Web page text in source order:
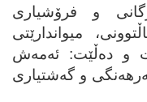
و فرۆشیاری
میواندارێتی
و ده‌ڵێت: ئه‌مه‌ش
و گه‌شتیاری